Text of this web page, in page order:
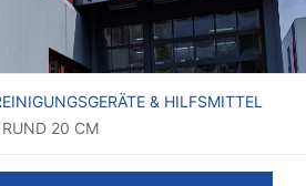
& HILFSMITTEL
RUND 20 CM